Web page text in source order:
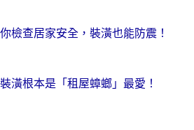
檢查居家安全，裝潢也能防震！
潢根本是「租屋蟑螂」最愛！